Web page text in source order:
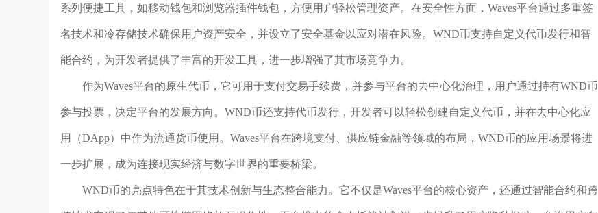
系列便捷工具，如移动钱包和浏览器插件钱包，方便用户轻松管理资产。在安全性方面，Waves平台通过多重签
名技术和冷存储技术确保用户资产安全，并设立了安全基金以应对潜在风险。WND币支持自定义代币发行和智
能合约，为开发者提供了丰富的开发工具，进一步增强了其市场竞争力。
作为Waves平台的原生代币，它可用于支付交易手续费，并参与平台的去中心化治理，用户通过持有WND币
参与投票，决定平台的发展方向。WND币还支持代币发行，开发者可以轻松创建自定义代币，并在去中心化应
用（DApp）中作为流通货币使用。Waves平台在跨境支付、供应链金融等领域的布局，WND币的应用场景将进
一步扩展，成为连接现实经济与数字世界的重要桥梁。
WND币的亮点特色在于其技术创新与生态整合能力。它不仅是Waves平台的核心资产，还通过智能合约和跨